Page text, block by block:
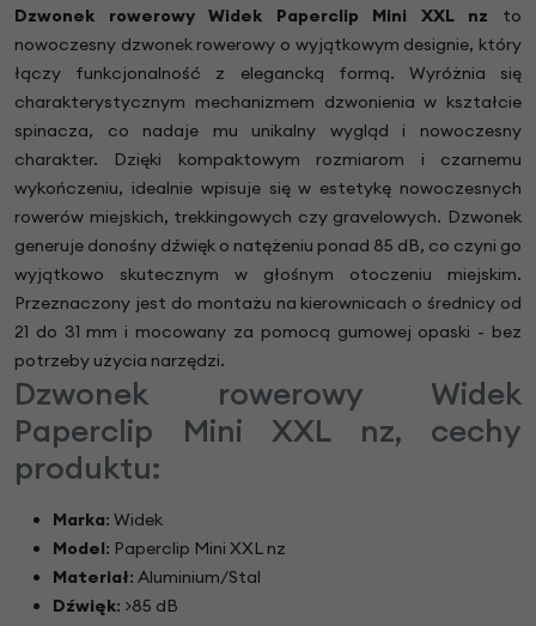
Dzwonek rowerowy Widek Paperclip Mini XXL nz to
nowoczesny dzwonek rowerowy o wyjątkowym designie, który
łączy funkcjonalność z elegancką formą. Wyróżnia się
charakterystycznym mechanizmem dzwonienia w kształcie
spinacza, co nadaje mu unikalny wygląd i nowoczesny
charakter. Dzięki kompaktowym rozmiarom i czarnemu
wykończeniu, idealnie wpisuje się w estetykę nowoczesnych
rowerów miejskich, trekkingowych czy gravelowych. Dzwonek
generuje donośny dźwięk o natężeniu ponad 85 dB, co czyni go
wyjątkowo skutecznym w głośnym otoczeniu miejskim.
Przeznaczony jest do montażu na kierownicach o średnicy od
21 do 31 mm i mocowany za pomocą gumowej opaski - bez
potrzeby użycia narzędzi.
Dzwonek rowerowy Widek
Paperclip Mini XXL nz, cechy
produktu:
Marka: Widek
Model: Paperclip Mini XXL nz
Materiał: Aluminium/Stal
Dźwięk: >85 dB